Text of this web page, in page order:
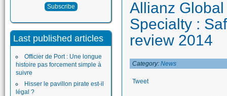
Last published articles
Officier de Port : Une longue
histoire pas forcement simple à
suivre
Hisser le pavillon pirate est-il
légal ?
Allianz
Specialty :
review 2014
Category: News
Tweet